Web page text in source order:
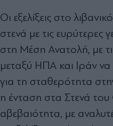
Οι εξελίξεις στο
στενά με τις ευρύτερες
στη Μέση Ανατολή, με
μεταξύ ΗΠΑ και Ιράν να
για τη σταθερότητα
η ένταση στα Στενά του
αβεβαιότητα, με